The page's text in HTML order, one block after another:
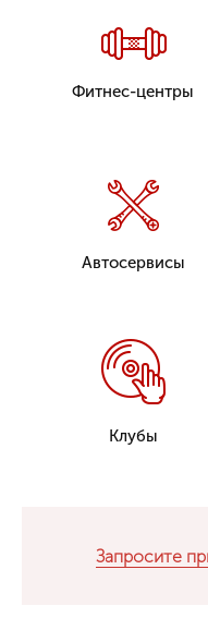
Фитнес-центры
Автосервисы
Клубы
Запросите